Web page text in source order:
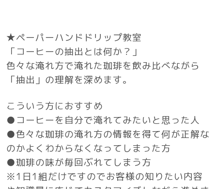
★ペーパーハンドドリップ教室
「コーヒーの抽出とは何か？」
色々な淹れ方で淹れた珈琲を飲み比べながら
「抽出」の理解を深めます。
こういう方におすすめ
●コーヒーを自分で淹れてみたいと思った人
●色々な珈琲の淹れ方の情報を得て何が正解な
のかよくわからなくなってしまった方
●珈琲の味が毎回ぶれてしまう方
※1日1組だけですのでお客様の知りたい内容